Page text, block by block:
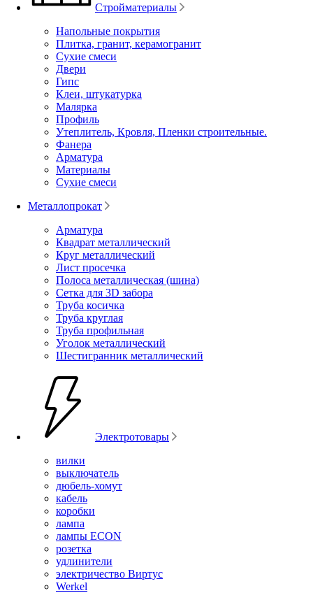
Стройматериалы
Напольные покрытия
Плитка, гранит, керамогранит
Сухие смеси
Двери
Гипс
Клеи, штукатурка
Малярка
Профиль
Утеплитель, Кровля, Пленки строительные.
Фанера
Арматура
Материалы
Сухие смеси
Металлопрокат
Арматура
Квадрат металлический
Круг металлический
Лист просечка
Полоса металлическая (шина)
Сетка для 3D забора
Труба косичка
Труба круглая
Труба профильная
Уголок металлический
Шестигранник металлический
Электротовары
вилки
выключатель
дюбель-хомут
кабель
коробки
лампа
лампы ECON
розетка
удлинители
электричество Виртус
Werkel